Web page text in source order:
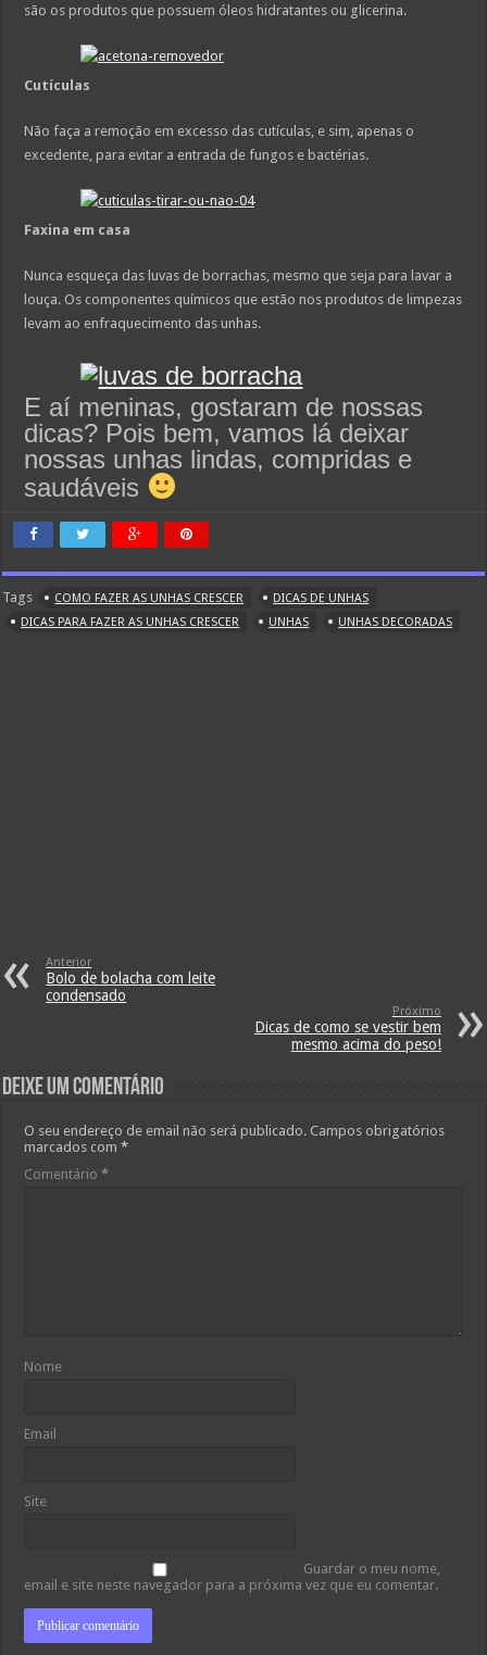
são os produtos que possuem óleos hidratantes ou glicerina.
Cutículas
Não faça a remoção em excesso das cutículas, e sim, apenas o
excedente, para evitar a entrada de fungos e bactérias.
Faxina em casa
Nunca esqueça das luvas de borrachas, mesmo que seja para lavar a
louça. Os componentes químicos que estão nos produtos de limpezas
levam ao enfraquecimento das unhas.
E aí meninas, gostaram de nossas
dicas? Pois bem, vamos lá deixar
nossas unhas lindas, compridas e
saudáveis
Tags COMO FAZER AS UNHAS CRESCER
DICAS DE UNHAS
DICAS PARA FAZER AS UNHAS CRESCER
UNHAS UNHAS DECORADAS
Anterior
Bolo de bolacha com leite
condensado
Próximo
Dicas de como se vestir bem
mesmo acima do peso!
Deixe um comentário
O seu endereço de email não será publicado. Campos obrigatórios
marcados com*
Comentário*
Nome
Email
Site
Guardar o meu nome,
email e site neste navegador para a próxima vez que eu comentar.